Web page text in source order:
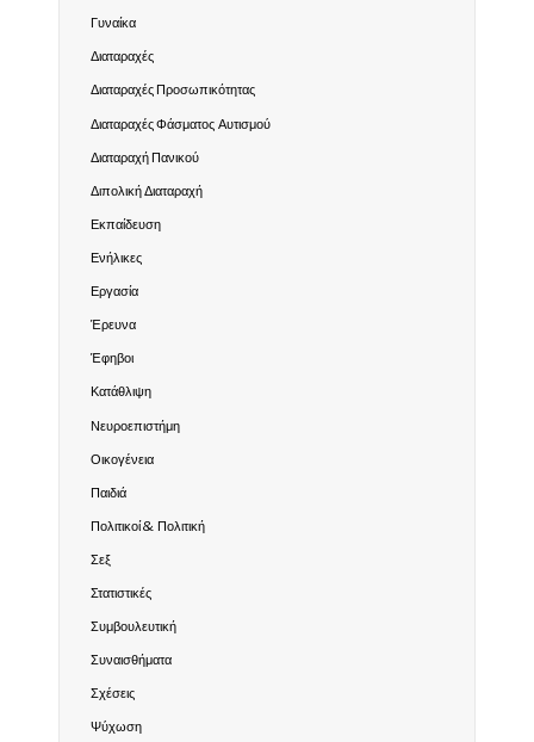
Γυναίκα
Διαταραχές
Διαταραχές Προσωπικότητας
Διαταραχές Φάσματος Αυτισμού
Διαταραχή Πανικού
Διπολική Διαταραχή
Εκπαίδευση
Ενήλικες
Εργασία
Έρευνα
Έφηβοι
Κατάθλιψη
Νευροεπιστήμη
Οικογένεια
Παιδιά
Πολιτικοί & Πολιτική
Σεξ
Στατιστικές
Συμβουλευτική
Συναισθήματα
Σχέσεις
Ψύχωση